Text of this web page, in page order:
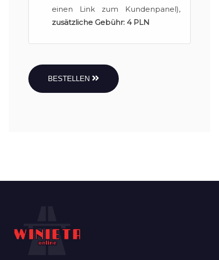
einen Link zum Kundenpanel),
zusätzliche Gebühr: 4 PLN
BESTELLEN